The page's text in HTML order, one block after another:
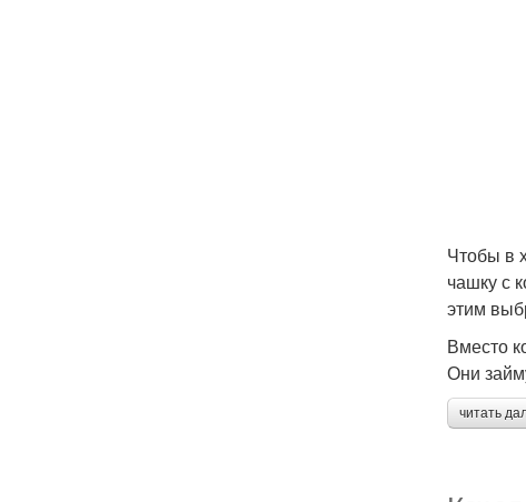
Чтобы в
чашку с
этим
Вместо
Они
читать